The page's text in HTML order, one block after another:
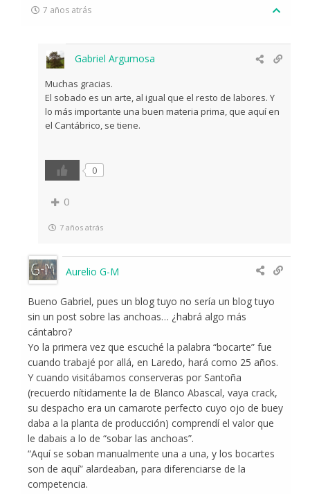
7 años atrás
Gabriel Argumosa
Muchas gracias.
El sobado es un arte, al igual que el resto de labores. Y
lo más importante una buen materia prima, que aquí en
el Cantábrico, se tiene.
0
0
7 años atrás
Aurelio G-M
Bueno Gabriel, pues un blog tuyo no sería un blog tuyo
sin un post sobre las anchoas… ¿habrá algo más
cántabro?
Yo la primera vez que escuché la palabra “bocarte” fue
cuando trabajé por allá, en Laredo, hará como 25 años.
Y cuando visitábamos conserveras por Santoña
(recuerdo nítidamente la de Blanco Abascal, vaya crack,
su despacho era un camarote perfecto cuyo ojo de buey
daba a la planta de producción) comprendí el valor que
le dabais a lo de “sobar las anchoas”.
“Aquí se soban manualmente una a una, y los bocartes
son de aquí” alardeaban, para diferenciarse de la
competencia.